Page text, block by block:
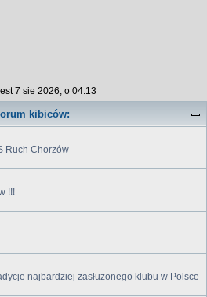
7 sie 2026, o 04:13
kibiców:
Ruch Chorzów
!!!
najbardziej zasłużonego klubu w Polsce